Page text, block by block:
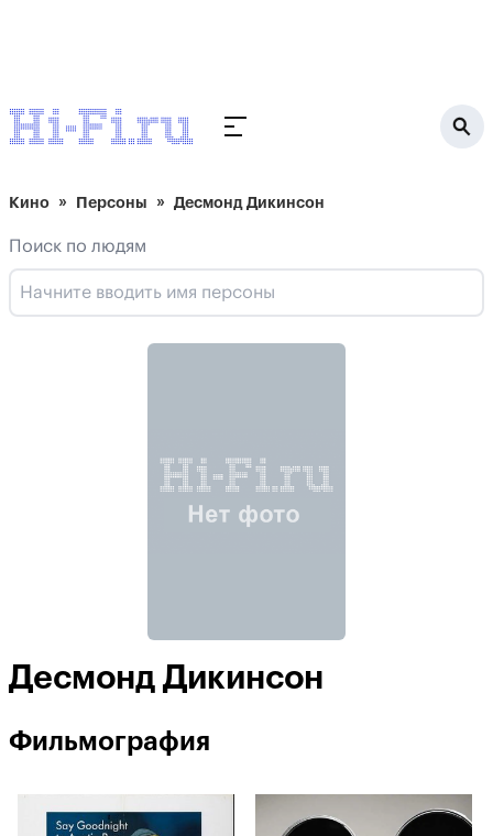
Кино Персоны Десмонд Дикинсон
Поиск по людям
Десмонд Дикинсон
Фильмография